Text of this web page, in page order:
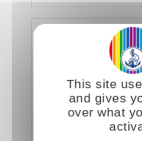
La sessualità
This site
and gives
over what